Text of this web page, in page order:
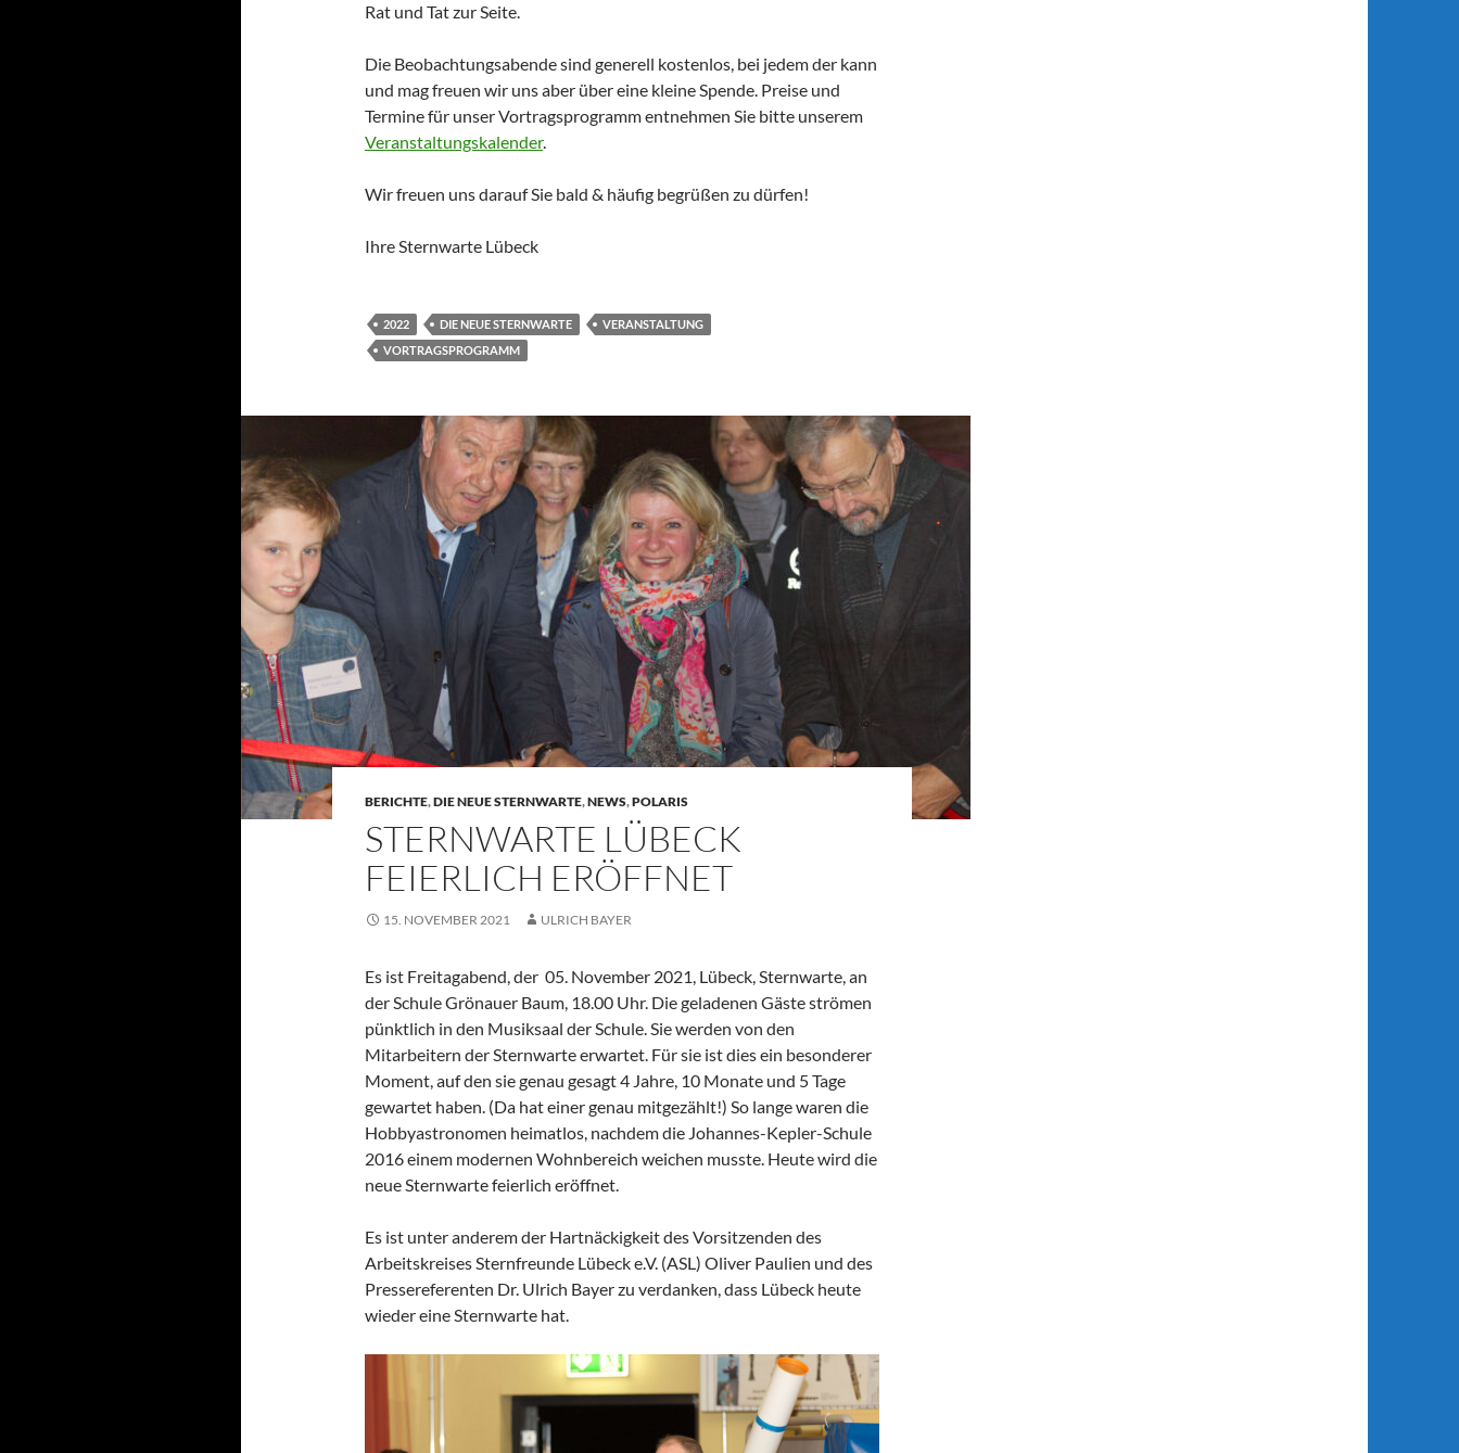
Rat und Tat zur Seite.
Die Beobachtungsabende sind generell kostenlos, bei jedem der kann
und mag freuen wir uns aber über eine kleine Spende. Preise und
Termine für unser Vortragsprogramm entnehmen Sie bitte unserem
Veranstaltungskalender.
Wir freuen uns darauf Sie bald & häufig begrüßen zu dürfen!
Ihre Sternwarte Lübeck
2022 DIE NEUE STERNWARTE
VERANSTALTUNG
VORTRAGSPROGRAMM
BERICHTE,DIE NEUE STERNWARTE,NEWS,POLARIS
STERNWARTE LÜBECK
FEIERLICH ERÖFFNET
15. NOVEMBER 2021 ULRICH BAYER
Es ist Freitagabend, der 05. November 2021, Lübeck, Sternwarte, an
der Schule Grönauer Baum, 18.00 Uhr. Die geladenen Gäste strömen
pünktlich in den Musiksaal der Schule. Sie werden von den
Mitarbeitern der Sternwarte erwartet. Für sie ist dies ein besonderer
Moment, auf den sie genau gesagt 4 Jahre, 10 Monate und 5 Tage
gewartet haben. (Da hat einer genau mitgezählt!) So lange waren die
Hobbyastronomen heimatlos, nachdem die Johannes-Kepler-Schule
2016 einem modernen Wohnbereich weichen musste. Heute wird die
neue Sternwarte feierlich eröffnet.
Es ist unter anderem der Hartnäckigkeit des Vorsitzenden des
Arbeitskreises Sternfreunde Lübeck e.V. (ASL) Oliver Paulien und des
Pressereferenten Dr. Ulrich Bayer zu verdanken, dass Lübeck heute
wieder eine Sternwarte hat.